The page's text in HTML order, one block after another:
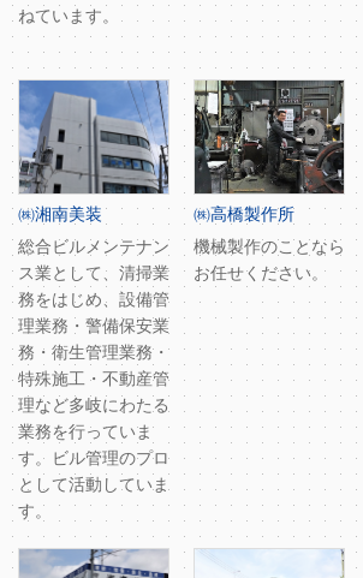
ねています。
㈱湘南美装
総合ビルメンテナン
ス業として、清掃業
務をはじめ、設備管
理業務・警備保安業
務・衛生管理業務・
特殊施工・不動産管
理など多岐にわたる
業務を行っていま
す。ビル管理のプロ
として活動していま
す。
㈱高橋製作所
機械製作のことなら
お任せください。